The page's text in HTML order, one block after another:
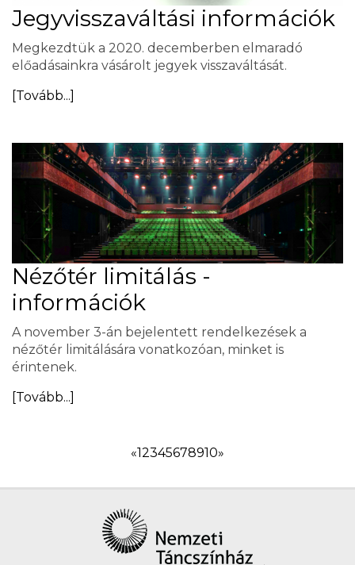
Jegyvisszaváltási információk
Megkezdtük a 2020. decemberben elmaradó
előadásainkra vásárolt jegyek visszaváltását.
[Tovább...]
Nézőtér limitálás -
információk
A november 3-án bejelentett rendelkezések a
nézőtér limitálására vonatkozóan, minket is
érintenek.
[Tovább...]
«12345678910»